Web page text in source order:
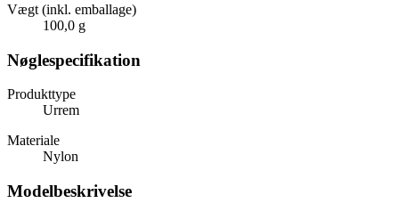
Vægt (inkl. emballage)
100,0 g
Nøglespecifikation
Produkttype
Urrem
Materiale
Nylon
Modelbeskrivelse